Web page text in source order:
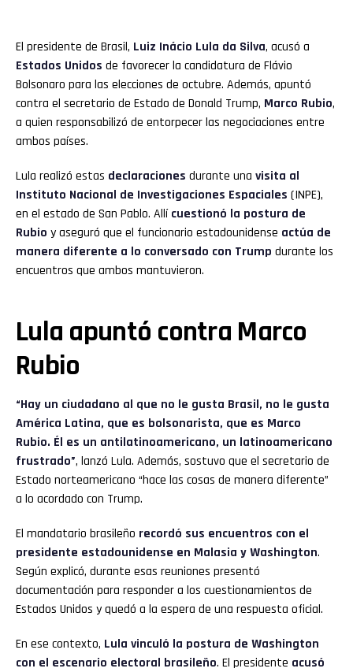
El presidente de Brasil, Luiz Inácio Lula da Silva, acusó a
Estados Unidos de favorecer la candidatura de Flávio
Bolsonaro para las elecciones de octubre. Además, apuntó
contra el secretario de Estado de Donald Trump, Marco Rubio,
a quien responsabilizó de entorpecer las negociaciones entre
ambos países.
Lula realizó estas declaraciones durante una visita al
Instituto Nacional de Investigaciones Espaciales (INPE),
en el estado de San Pablo. Allícuestionó la postura de
Rubio y aseguró que el funcionario estadounidense actúa de
manera diferente a lo conversado con Trump durante los
encuentros que ambos mantuvieron.
Lula apuntó contra Marco
Rubio
“Hay un ciudadano al que no le gusta Brasil, no le gusta
América Latina, que es bolsonarista, que es Marco
Rubio. Él es un antilatinoamericano, un latinoamericano
frustrado”, lanzó Lula. Además, sostuvo que el secretario de
Estado norteamericano “hace las cosas de manera diferente”
a lo acordado con Trump.
El mandatario brasileño recordó sus encuentros con el
presidente estadounidense en Malasia y Washington.
Según explicó, durante esas reuniones presentó
documentación para responder a los cuestionamientos de
Estados Unidos y quedó a la espera de una respuesta oficial.
En ese contexto, Lula vinculó la postura de Washington
con el escenario electoral brasileño. El presidente acusó